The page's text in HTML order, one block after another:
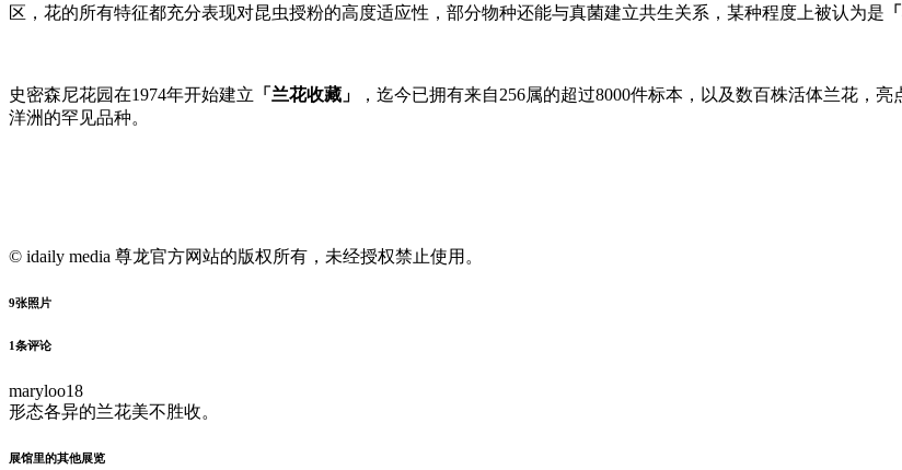
区，花的所有特征都充分表现对昆虫授粉的高度适应性，部分物种还能与真菌建立共生关系，某种程度上被认为是
史密森尼花园在1974年开始建立 「兰花收藏」
，迄今已拥有来自256属的超过8000件标本，以及数百株活体兰花，
洋洲的罕见品种。
© idaily media 尊龙官方网站的版权所有，未经授权禁止使用。
9张照片
1条评论
maryloo18
形态各异的兰花美不胜收。
展馆里的其他展览